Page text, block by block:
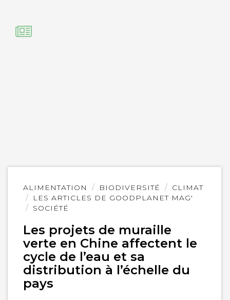
ALIMENTATION BIODIVERSITÉ
CLIMAT
LES ARTICLES DE GOODPLANET MAG'
SOCIÉTÉ
Les projets de muraille
verte en Chine affectent le
cycle de l’eau et sa
distribution à l’échelle du
pays
Lire
l'article